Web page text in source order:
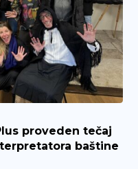
proveden tečaj
baštine